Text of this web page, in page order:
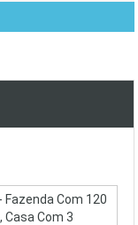
Fazenda Com 120
Casa Com 3